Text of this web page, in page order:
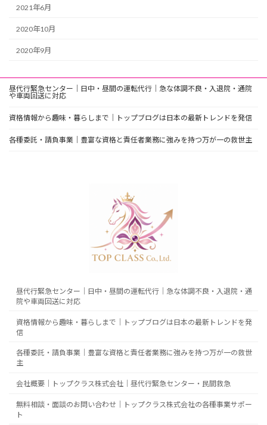
2021年6月
2020年10月
2020年9月
昼代行緊急センター｜日中・昼間の運転代行｜急な体調不良・入退院・通院
や車両回送に対応
資格情報から趣味・暮らしまで｜トップブログは日本の最新トレンドを発信
各種委託・請負事業｜豊富な資格と責任者業務に強みを持つ万が一の救世主
昼代行緊急センター｜日中・昼間の運転代行｜急な体調不良・入退院・通
院や車両回送に対応
資格情報から趣味・暮らしまで｜トップブログは日本の最新トレンドを発
信
各種委託・請負事業｜豊富な資格と責任者業務に強みを持つ万が一の救世
主
会社概要｜トップクラス株式会社｜昼代行緊急センター・民間救急
無料相談・面談のお問い合わせ｜トップクラス株式会社の各種事業サポー
ト